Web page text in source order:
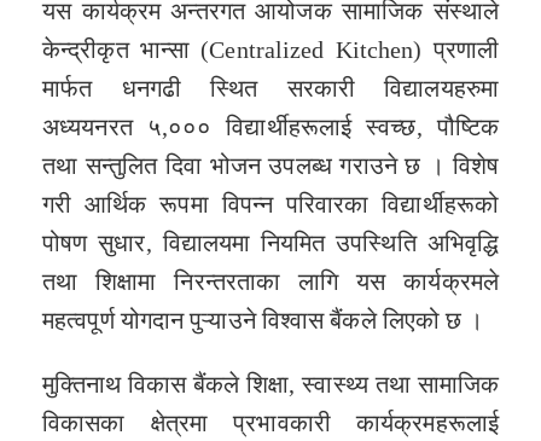
यस कार्यक्रम अन्तरगत आयोजक सामाजिक संस्थाले
केन्द्रीकृत भान्सा (Centralized Kitchen) प्रणाली
मार्फत धनगढी स्थित सरकारी विद्यालयहरुमा
अध्ययनरत ५,००० विद्यार्थीहरूलाई स्वच्छ, पौष्टिक
तथा सन्तुलित दिवा भोजन उपलब्ध गराउने छ । विशेष
गरी आर्थिक रूपमा विपन्न परिवारका विद्यार्थीहरूको
पोषण सुधार, विद्यालयमा नियमित उपस्थिति अभिवृद्धि
तथा शिक्षामा निरन्तरताका लागि यस कार्यक्रमले
महत्वपूर्ण योगदान पुऱ्याउने विश्वास बैंकले लिएको छ ।
मुक्तिनाथ विकास बैंकले शिक्षा, स्वास्थ्य तथा सामाजिक
विकासका क्षेत्रमा प्रभावकारी कार्यक्रमहरूलाई